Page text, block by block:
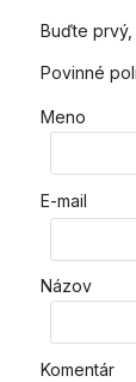
Buďte
Povinné
Meno
E-mail
Názov
Komentár